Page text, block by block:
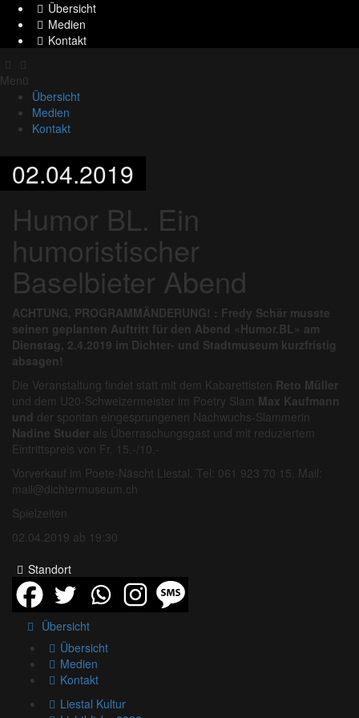
Übersicht
Medien
Kontakt
Menü
Übersicht
Medien
Kontakt
02.04.2019
Humor BL. Ein
humoristischer
Baselbieter Abend
ACHTUNG, PROGRAMMÄNDERUNG! : Fredy Schär musste
seinen geplanten Auftritt für den Abend «Humor.BL» am
Dienstag, 2.4.2019 im Dichter- und Stadtmuseum kurzfristig
absagen!
Die Veranstaltung findet statt mit dem Kabarettisten Reto Müller
und dem U20-Schweizermeister im Poetry Slam Max Kaufmann
und der spontan eingesprungenen Nachwuchs-Slammerin
Nadine Studer als Überraschungsgast und mit reduziertem
Eintrittspreis von Fr. 15.-/10.-
Vorverkauf im Poete-Näscht Liestal, Tel: 061 923 70 15, Mail:
mail@dichtermuseum.ch
Spielzeiten
02.04.2019 ab 19:30
Standort
Übersicht
Übersicht
Medien
Kontakt
Liestal Kultur